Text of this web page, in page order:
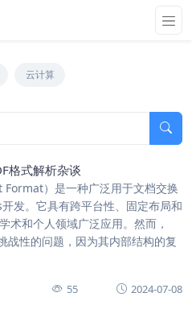
云计算
格式解析杂谈
）是一种广泛用于文档交换
发。它具有跨平台性、固定布局和
术和个人领域广泛应用。然而，
战性的问题，因为其内部结构的复
55 2024-07-08